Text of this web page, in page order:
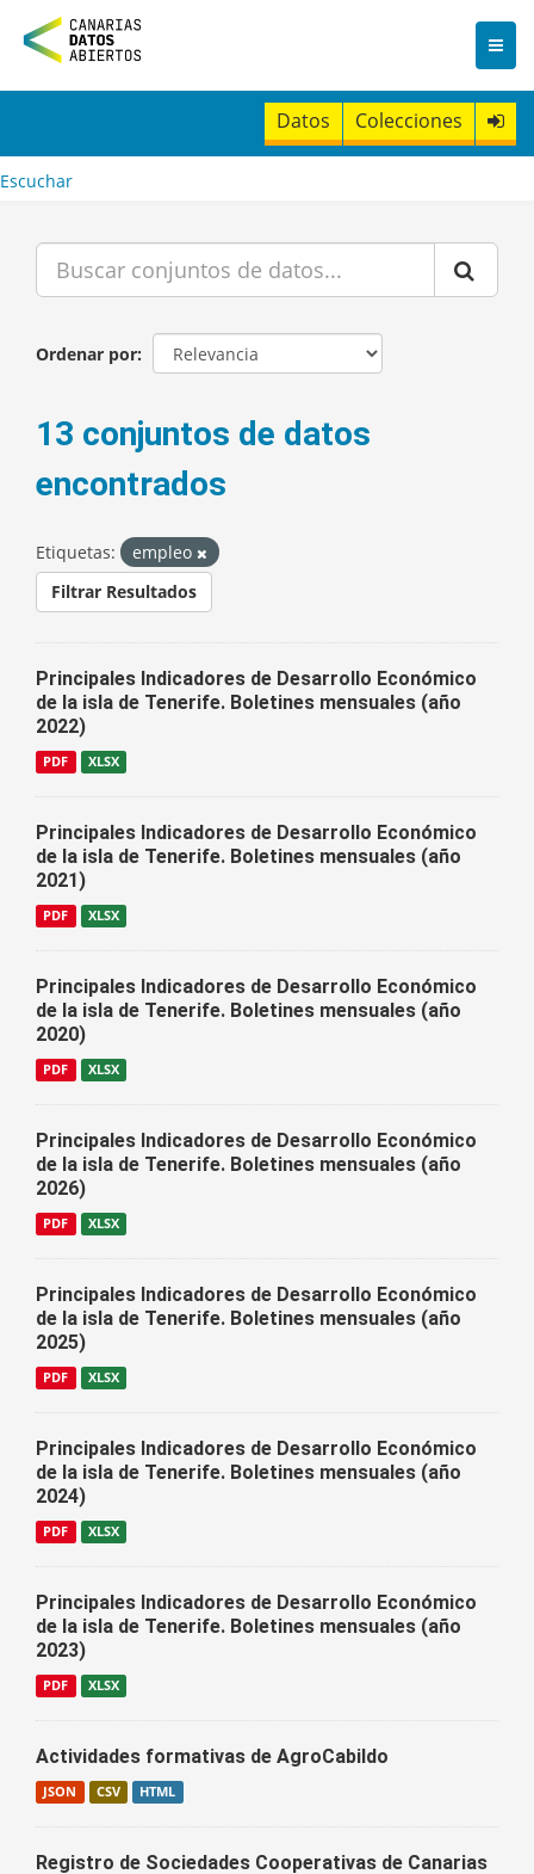
n
t
Datos Colecciones
Escuchar
Ordenar por
13 conjuntos de datos
encontrados
Etiquetas:
empleo
Filtrar Resultados
Principales Indicadores de Desarrollo Económico
de la isla de Tenerife. Boletines mensuales (año
2022)
PDF XLSX
Principales Indicadores de Desarrollo Económico
de la isla de Tenerife. Boletines mensuales (año
2021)
PDF XLSX
Principales Indicadores de Desarrollo Económico
de la isla de Tenerife. Boletines mensuales (año
2020)
PDF XLSX
Principales Indicadores de Desarrollo Económico
de la isla de Tenerife. Boletines mensuales (año
2026)
PDF XLSX
Principales Indicadores de Desarrollo Económico
de la isla de Tenerife. Boletines mensuales (año
2025)
PDF XLSX
Principales Indicadores de Desarrollo Económico
de la isla de Tenerife. Boletines mensuales (año
2024)
PDF XLSX
Principales Indicadores de Desarrollo Económico
de la isla de Tenerife. Boletines mensuales (año
2023)
PDF XLSX
Actividades formativas de AgroCabildo
JSON CSV HTML
Registro de Sociedades Cooperativas de Canarias